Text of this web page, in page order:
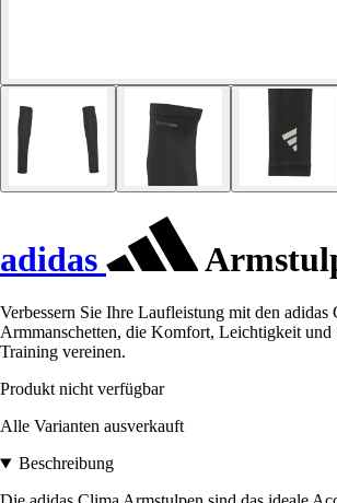
adidas
Verbessern Sie Ihre Laufleistung mit den adidas
Armmanschetten, die Komfort, Leichtigkeit und
Training vereinen.
Produkt nicht verfügbar
Alle Varianten ausverkauft
Beschreibung